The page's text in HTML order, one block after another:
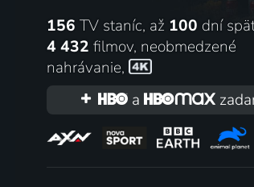
Safari za kuchyňou
1991 | Československo
156 TV staníc, až 100 dní
4 432 filmov, neobmedzené
nahrávanie,
a